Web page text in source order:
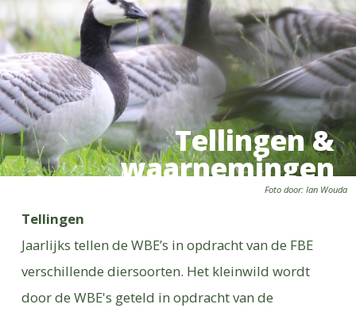
Tellingen &
waarnemingen
Foto door: Ian Wouda
Tellingen
Jaarlijks tellen de WBE’s in opdracht van de FBE
verschillende diersoorten. Het kleinwild wordt
door de WBE's geteld in opdracht van de